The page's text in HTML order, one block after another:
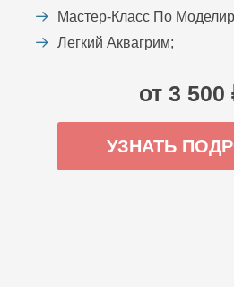
Мастер-Класс По
Легкий Аквагрим;
от 3 500
УЗНАТЬ